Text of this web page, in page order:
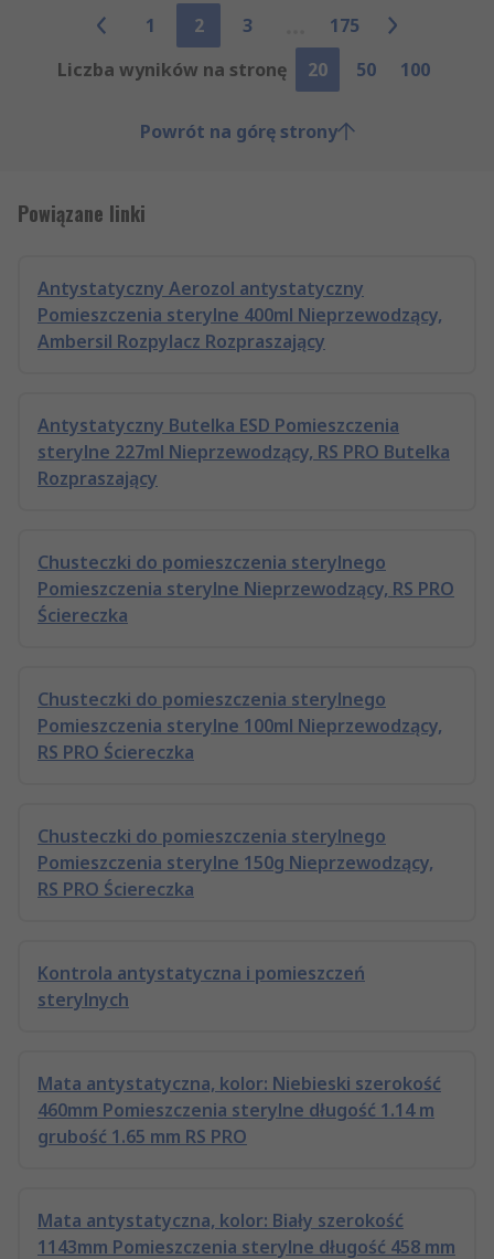
1 2 3
175
Liczba wyników na stronę
20 50 100
Powrót na górę strony
Powiązane linki
Antystatyczny Aerozol antystatyczny
Pomieszczenia sterylne 400ml Nieprzewodzący,
Ambersil Rozpylacz Rozpraszający
Antystatyczny Butelka ESD Pomieszczenia
sterylne 227ml Nieprzewodzący, RS PRO Butelka
Rozpraszający
Chusteczki do pomieszczenia sterylnego
Pomieszczenia sterylne Nieprzewodzący, RS PRO
Ściereczka
Chusteczki do pomieszczenia sterylnego
Pomieszczenia sterylne 100ml Nieprzewodzący,
RS PRO Ściereczka
Chusteczki do pomieszczenia sterylnego
Pomieszczenia sterylne 150g Nieprzewodzący,
RS PRO Ściereczka
Kontrola antystatyczna i pomieszczeń
sterylnych
Mata antystatyczna, kolor: Niebieski szerokość
460mm Pomieszczenia sterylne długość 1.14 m
grubość 1.65 mm RS PRO
Mata antystatyczna, kolor: Biały szerokość
1143mm Pomieszczenia sterylne długość 458 mm